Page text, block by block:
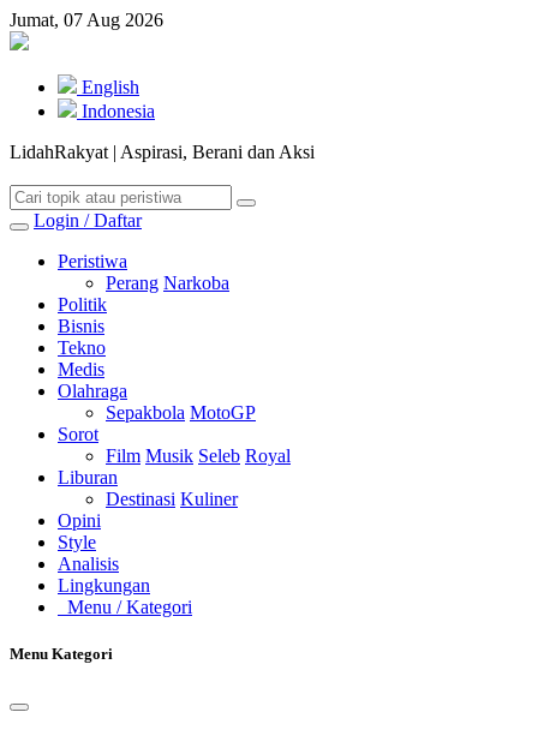
Jumat, 07 Aug 2026
English
Indonesia
LidahRakyat | Aspirasi, Berani dan Aksi
Login / Daftar
Peristiwa
Perang Narkoba
Politik
Bisnis
Tekno
Medis
Olahraga
Sepakbola MotoGP
Sorot
Film Musik Seleb Royal
Liburan
Destinasi Kuliner
Opini
Style
Analisis
Lingkungan
Menu / Kategori
Menu Kategori